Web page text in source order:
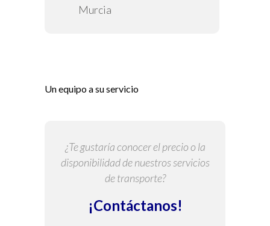
Murcia
Un equipo a su servicio
¿Te gustaría conocer el precio o la
disponibilidad de nuestros servicios
de transporte?
¡Contáctanos!